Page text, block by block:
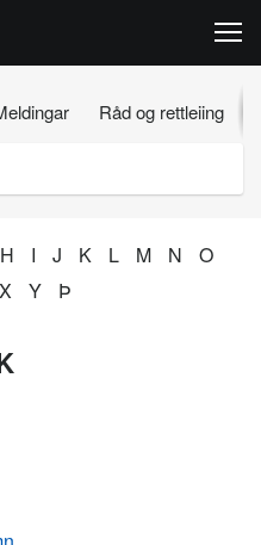
Råd og rettleiing
H I J K L M N
O
X Y Þ